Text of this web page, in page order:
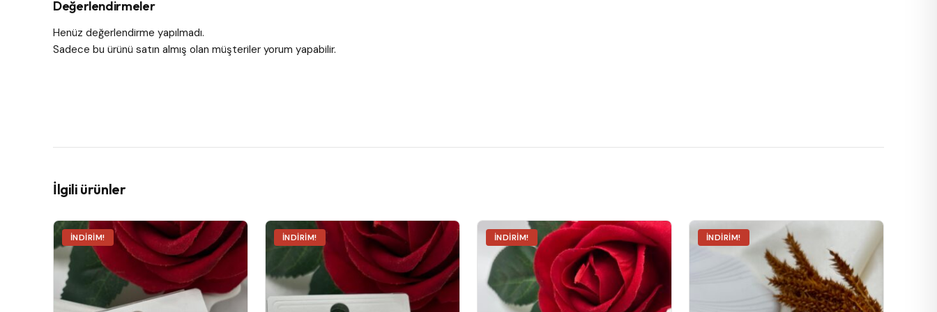
Değerlendirmeler
Henüz değerlendirme yapılmadı.
Sadece bu ürünü satın almış olan müşteriler yorum yapabilir.
İlgili ürünler
İNDIRIM! İNDIRIM! İNDIRIM! İNDIRIM!